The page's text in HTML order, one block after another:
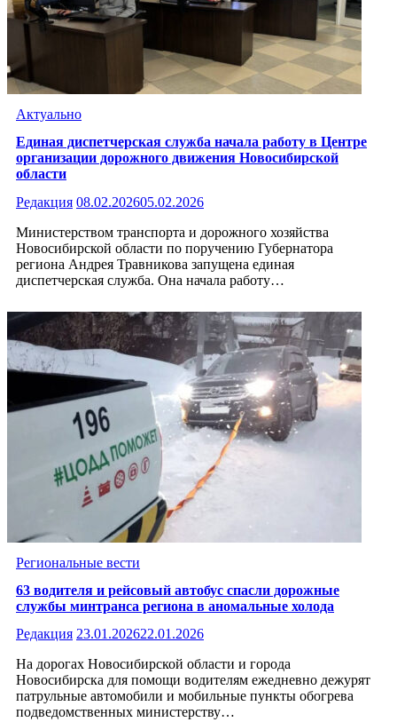
Актуально
Единая диспетчерская служба начала работу в Центре
организации дорожного движения Новосибирской
области
Редакция 08.02.202605.02.2026
Министерством транспорта и дорожного хозяйства
Новосибирской области по поручению Губернатора
региона Андрея Травникова запущена единая
диспетчерская служба. Она начала работу…
Региональные вести
63 водителя и рейсовый автобус спасли дорожные
службы минтранса региона в аномальные холода
Редакция 23.01.202622.01.2026
На дорогах Новосибирской области и города
Новосибирска для помощи водителям ежедневно дежурят
патрульные автомобили и мобильные пункты обогрева
подведомственных министерству…